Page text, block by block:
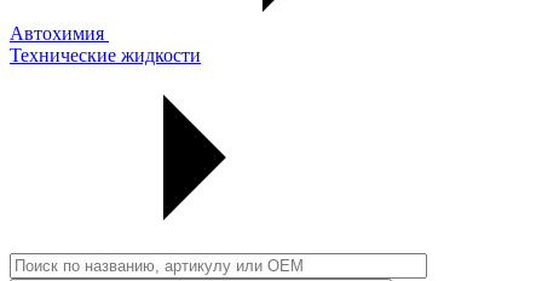
Автохимия
Технические жидкости